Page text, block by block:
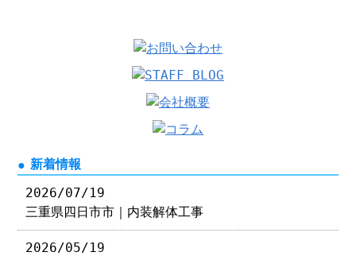
新着情報
2026/07/19
三重県四日市市｜内装解体工事
2026/05/19